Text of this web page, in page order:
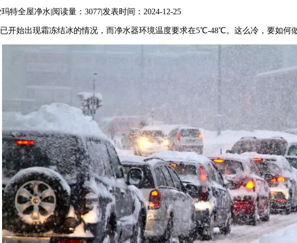
特全屋净水|阅读量：3077|发表时间：2024-12-25
开始出现霜冻结冰的情况，而净水器环境温度要求在5℃-48℃。这么冷，要如何